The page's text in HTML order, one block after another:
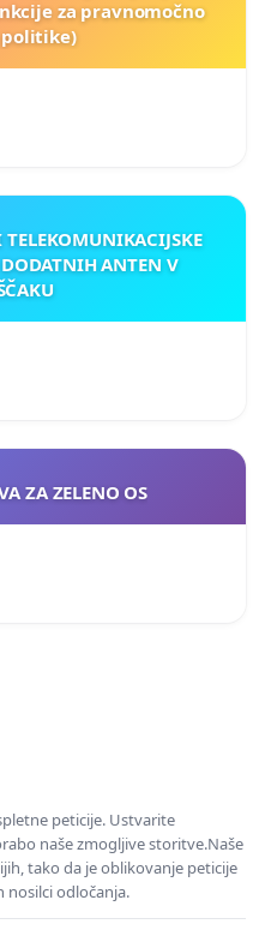
za pravnomočno
politike)
ANTEN V
ZA ZELENO OS
peticije. Ustvarite
naše zmogljive storitve.Naše
tako da je oblikovanje peticije
nosilci odločanja.